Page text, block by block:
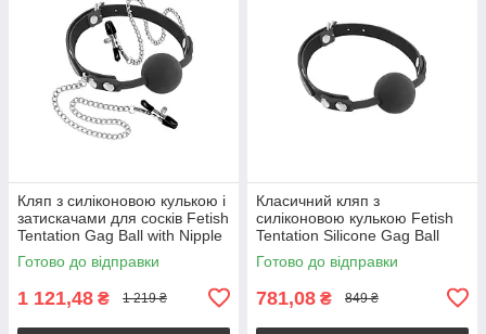
Кляп з силіконовою кулькою і
затискачами для сосків Fetish
Tentation Gag Ball with Nipple
Clamps
Готово до відправки
1 121,48 ₴ 1 219 ₴
Класичний кляп з
силіконовою кулькою Fetish
Tentation Silicone Gag Ball
Готово до відправки
781,08 ₴ 849 ₴